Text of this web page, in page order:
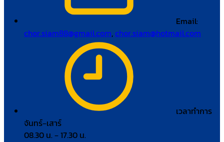
Email:
chor.siam88@gmail.com,chor.siam@hotmail.com
เวลาทำการ
จันทร์–เสาร์
08.30 น. – 17.30 น.